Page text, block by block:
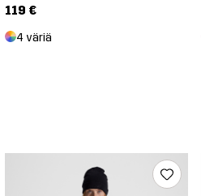
119 €
4 väriä